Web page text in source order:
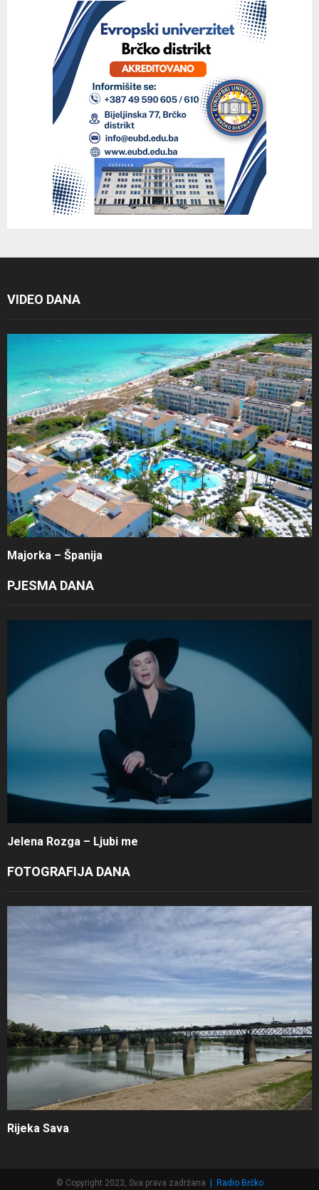
VIDEO DANA
Majorka – Španija
PJESMA DANA
Jelena Rozga – Ljubi me
FOTOGRAFIJA DANA
Rijeka Sava
© Copyright 2023, Sva prava zadržana | Radio Brčko